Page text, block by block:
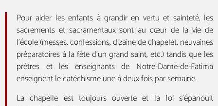
Pour aider les enfants à grandir en vertu et sainteté, les
sacrements et sacramentaux sont au cœur de la vie de
l’école (messes, confessions, dizaine de chapelet, neuvaines
préparatoires à la fête d’un grand saint, etc.) tandis que les
prêtres et les enseignants de Notre-Dame-de-Fatima
enseignent le catéchisme une à deux fois par semaine.
La chapelle est toujours ouverte et la foi s’épanouit